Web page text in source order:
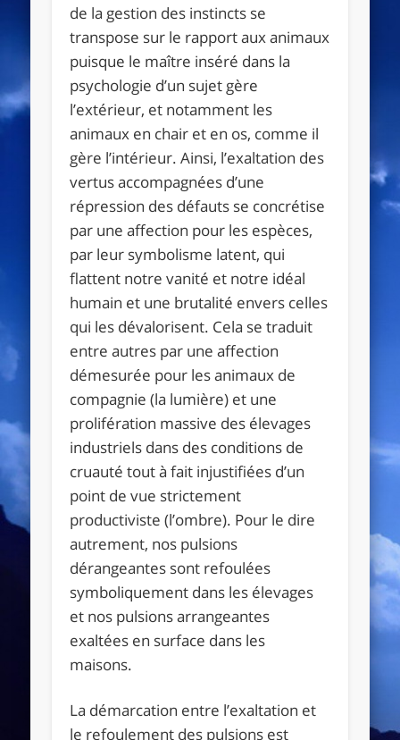
de la gestion des instincts se
transpose sur le rapport aux animaux
puisque le maître inséré dans la
psychologie d’un sujet gère
l’extérieur, et notamment les
animaux en chair et en os, comme il
gère l’intérieur. Ainsi, l’exaltation des
vertus accompagnées d’une
répression des défauts se concrétise
par une affection pour les espèces,
par leur symbolisme latent, qui
flattent notre vanité et notre idéal
humain et une brutalité envers celles
qui les dévalorisent. Cela se traduit
entre autres par une affection
démesurée pour les animaux de
compagnie (la lumière) et une
prolifération massive des élevages
industriels dans des conditions de
cruauté tout à fait injustifiées d’un
point de vue strictement
productiviste (l’ombre). Pour le dire
autrement, nos pulsions
dérangeantes sont refoulées
symboliquement dans les élevages
et nos pulsions arrangeantes
exaltées en surface dans les
maisons.
La démarcation entre l’exaltation et
le refoulement des pulsions est